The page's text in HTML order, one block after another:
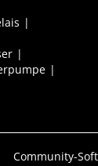
Community-